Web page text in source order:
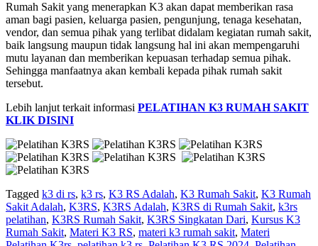
Rumah Sakit yang menerapkan K3 akan dapat memberikan rasa
aman bagi pasien, keluarga pasien, pengunjung, tenaga kesehatan,
vendor, dan semua pihak yang terlibat didalam kegiatan rumah sakit,
baik langsung maupun tidak langsung hal ini akan mempengaruhi
mutu layanan dan memberikan kepuasan terhadap semua pihak.
Sehingga manfaatnya akan kembali kepada pihak rumah sakit
tersebut.
Lebih lanjut terkait informasi PELATIHAN K3 RUMAH SAKIT
KLIK DISINI
Tagged k3 di rs, k3 rs, K3 RS Adalah, K3 Rumah Sakit, K3 Rumah
Sakit Adalah, K3RS, K3RS Adalah, K3RS di Rumah Sakit, k3rs
pelatihan, K3RS Rumah Sakit, K3RS Singkatan Dari, Kursus K3
Rumah Sakit, Materi K3 RS, materi k3 rumah sakit, Materi